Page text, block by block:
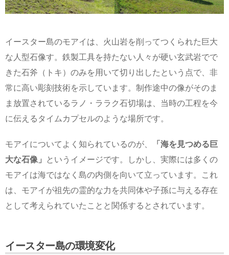
イースター島のモアイは、火山岩を削ってつくられた巨大
な人型石像す。鉄製工具を持たない人々が硬い玄武岩でで
きた石斧（トキ）のみを用いて切り出したという点で、非
常に高い彫刻技術を示しています。制作途中の像がそのま
ま放置されているラノ・ララク石切場は、当時の工程を今
に伝えるタイムカプセルのような場所です。
モアイについてよく知られているのが、
「海を見つめる巨
大な石像」
というイメージです。しかし、実際には多くの
モアイは海ではなく島の内側を向いて立っています。これ
は、モアイが祖先の霊的な力を共同体や子孫に与える存在
として考えられていたことと関係するとされています。
イースター島の環境変化